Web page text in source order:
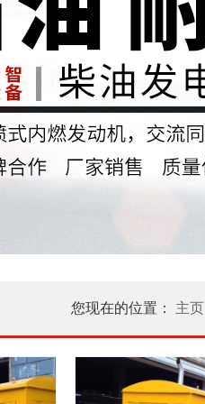
您现在的位置： 主页